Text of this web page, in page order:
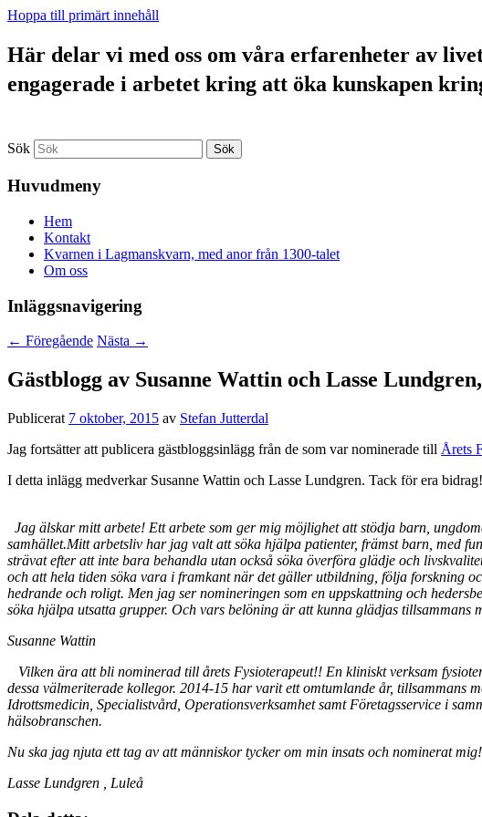
Hoppa till primärt innehåll
Här delar vi med oss om våra erfarenheter av
engagerade i arbetet kring att öka kunskapen
Sök
Huvudmeny
Hem
Kontakt
Kvarnen i Lagmanskvarn, med anor från 1300-talet
Om oss
Inläggsnavigering
← Föregående Nästa →
Gästblogg av Susanne Wattin och Lasse
Publicerat 7 oktober, 2015 av Stefan Jutterdal
Jag fortsätter att publicera gästbloggsinlägg från de som var nominerade till Årets
I detta inlägg medverkar Susanne Wattin och Lasse Lundgren. Tack för era bidrag!
Jag älskar mitt arbete! Ett arbete som ger mig möjlighet att stödja barn,
samhället.Mitt arbetsliv har jag valt att söka hjälpa patienter, främst barn, med
strävat efter att inte bara behandla utan också söka överföra glädje och
och att hela tiden söka vara i framkant när det gäller utbildning, följa forskning
hedrande och roligt. Men jag ser nomineringen som en uppskattning och
söka hjälpa utsatta grupper. Och vars belöning är att kunna glädjas tillsammans
Susanne Wattin
Vilken ära att bli nominerad till årets Fysioterapeut!! En kliniskt verksam
dessa välmeriterade kollegor. 2014-15 har varit ett omtumlande år, tillsammans
Idrottsmedicin, Specialistvård, Operationsverksamhet samt Företagsservice i
hälsobranschen.
Nu ska jag njuta ett tag av att människor tycker om min insats och nominerat
Lasse Lundgren , Luleå